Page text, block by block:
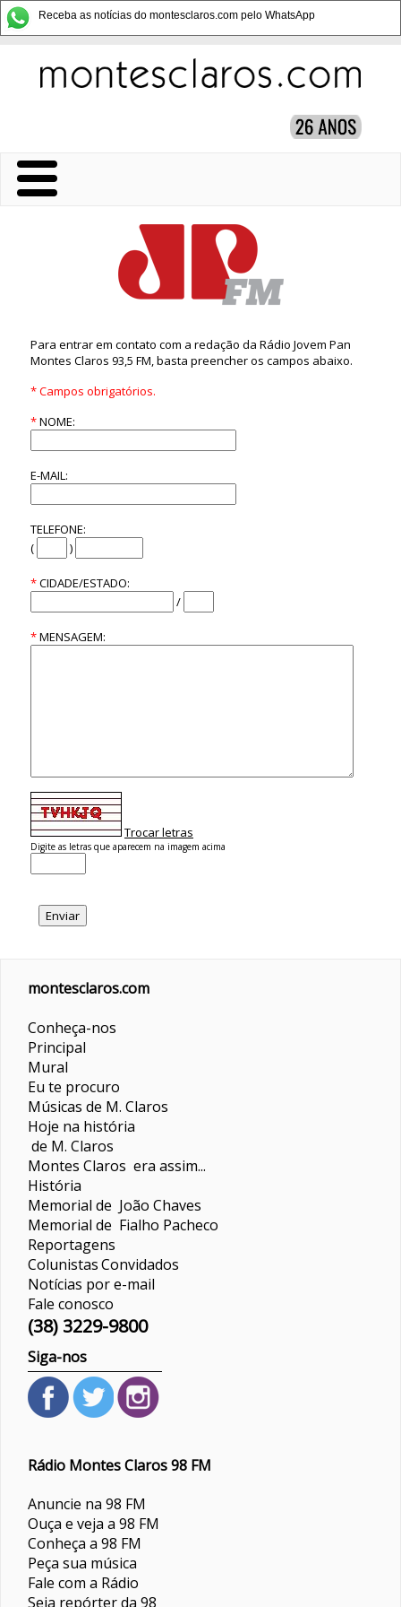
Receba as notícias do montesclaros.com pelo WhatsApp
Para entrar em contato com a redação da Rádio Jovem Pan
Montes Claros 93,5 FM, basta preencher os campos abaixo.
* Campos obrigatórios.
*NOME:
E-MAIL:
TELEFONE:
(
)
*CIDADE/ESTADO:
/
*MENSAGEM:
Trocar letras
Digite as letras que aparecem na imagem acima
montesclaros.com
Conheça-nos
Principal
Mural
Eu te procuro
Músicas de M. Claros
Hoje na história
de M. Claros
Montes Claros era assim...
História
Memorial de João Chaves
Memorial de Fialho Pacheco
Reportagens
ColunistasConvidados
Notícias por e-mail
Fale conosco
(38) 3229-9800
Siga-nos
Rádio Montes Claros 98 FM
Anuncie na 98 FM
Ouça e veja a 98 FM
Conheça a 98 FM
Peça sua música
Fale com a Rádio
Seja repórter da 98